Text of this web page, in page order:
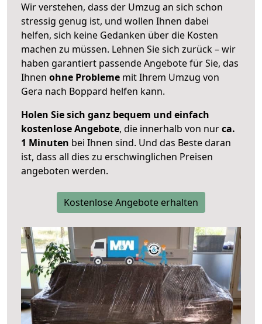
Wir verstehen, dass der Umzug an sich schon
stressig genug ist, und wollen Ihnen dabei
helfen, sich keine Gedanken über die Kosten
machen zu müssen. Lehnen Sie sich zurück – wir
haben garantiert passende Angebote für Sie, das
Ihnen ohne Probleme mit Ihrem Umzug von
Gera nach Boppard helfen kann.
Holen Sie sich ganz bequem und einfach
kostenlose Angebote, die innerhalb von nurca.
1 Minuten bei Ihnen sind. Und das Beste daran
ist, dass all dies zu erschwinglichen Preisen
angeboten werden.
Kostenlose Angebote erhalten